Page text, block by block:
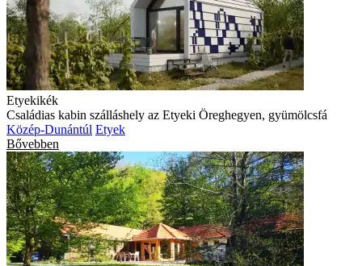
Etyekikék
Családias kabin szálláshely az Etyeki Öreghegyen, gyümölcsfá
Közép-Dunántúl Etyek
Bővebben